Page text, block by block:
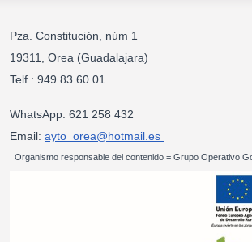
Pza. Constitución, núm 1
19311, Orea (Guadalajara)
Telf.: 949 83
WhatsApp: 621 258 432
Email: ayto_orea@hotmail.es
Organismo responsable del contenido = Grupo Operativo